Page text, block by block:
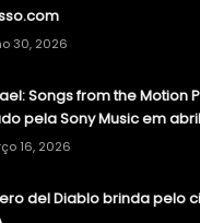
30, 2026
Songs from the Motion
pela Sony Music em abril
16, 2026
del Diablo brinda pelo